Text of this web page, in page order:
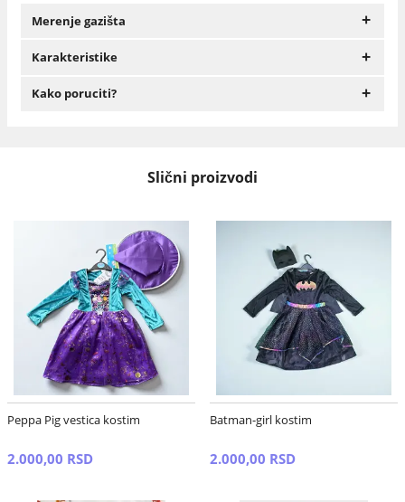
Merenje gazišta +
Karakteristike +
Kako poruciti? +
Slični proizvodi
Peppa Pig vestica kostim
2.000,00 RSD
Batman-girl kostim
2.000,00 RSD